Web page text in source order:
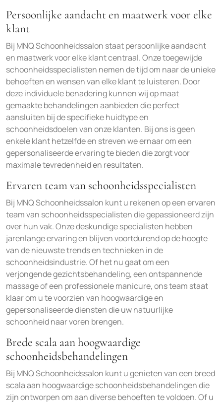
Persoonlijke aandacht en maatwerk voor elke
klant
Bij MNQ Schoonheidssalon staat persoonlijke aandacht
en maatwerk voor elke klant centraal. Onze toegewijde
schoonheidsspecialisten nemen de tijd om naar de unieke
behoeften en wensen van elke klant te luisteren. Door
deze individuele benadering kunnen wij op maat
gemaakte behandelingen aanbieden die perfect
aansluiten bij de specifieke huidtype en
schoonheidsdoelen van onze klanten. Bij ons is geen
enkele klant hetzelfde en streven we ernaar om een
gepersonaliseerde ervaring te bieden die zorgt voor
maximale tevredenheid en resultaten.
Ervaren team van schoonheidsspecialisten
Bij MNQ Schoonheidssalon kunt u rekenen op een ervaren
team van schoonheidsspecialisten die gepassioneerd zijn
over hun vak. Onze deskundige specialisten hebben
jarenlange ervaring en blijven voortdurend op de hoogte
van de nieuwste trends en technieken in de
schoonheidsindustrie. Of het nu gaat om een
verjongende gezichtsbehandeling, een ontspannende
massage of een professionele manicure, ons team staat
klaar om u te voorzien van hoogwaardige en
gepersonaliseerde diensten die uw natuurlijke
schoonheid naar voren brengen.
Brede scala aan hoogwaardige
schoonheidsbehandelingen
Bij MNQ Schoonheidssalon kunt u genieten van een breed
scala aan hoogwaardige schoonheidsbehandelingen die
zijn ontworpen om aan diverse behoeften te voldoen. Of u